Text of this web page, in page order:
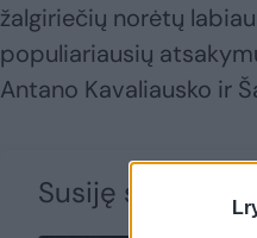
žalgiriečių norėtų
populiariausių
Antano Kavaliausko ir
Susiję straipsniai